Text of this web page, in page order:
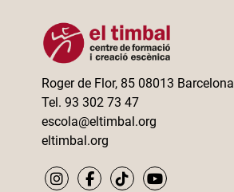
Roger de Flor, 85 08013 Barcelona
Tel. 93 302 73 47
escola@eltimbal.org
eltimbal.org